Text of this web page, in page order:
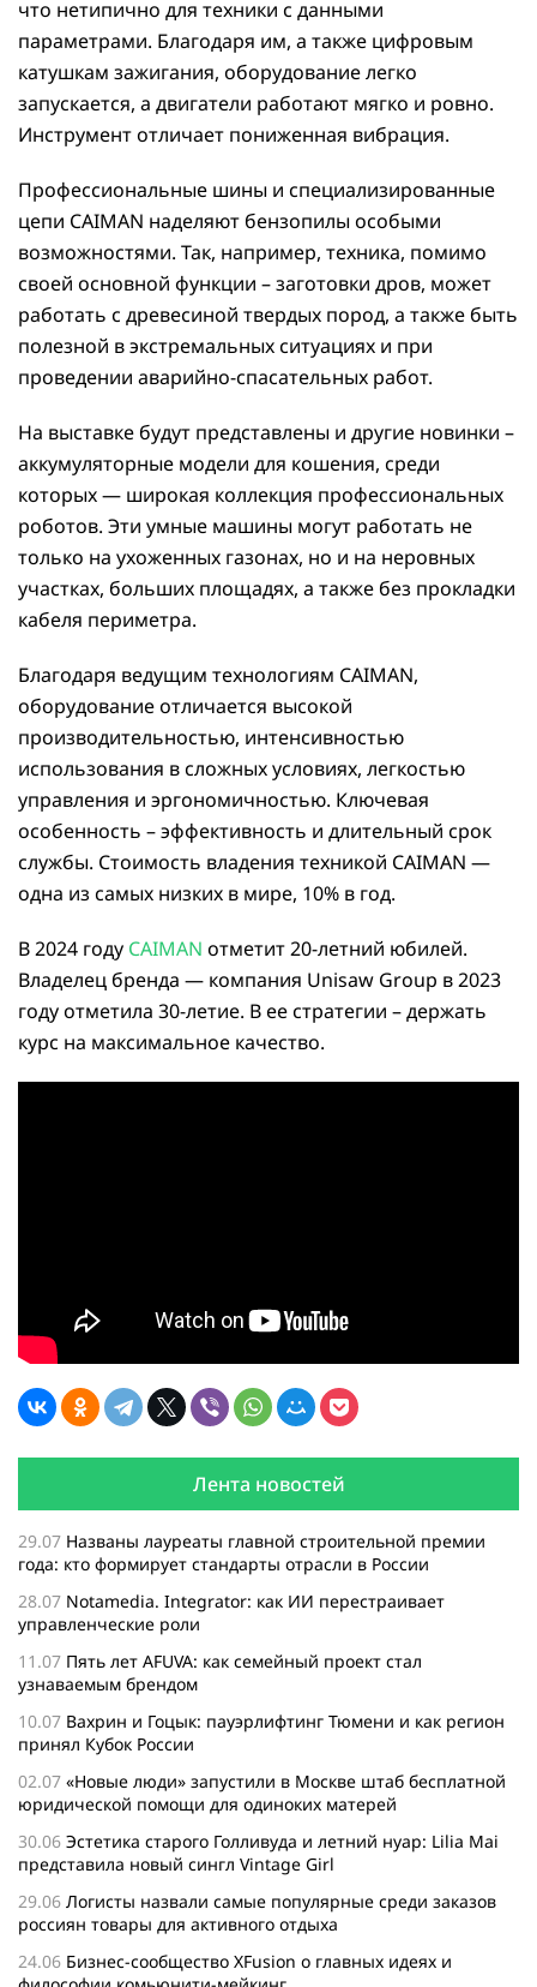
что нетипично для техники с данными
параметрами. Благодаря им, а также цифровым
катушкам зажигания, оборудование легко
запускается, а двигатели работают мягко и ровно.
Инструмент отличает пониженная вибрация.
Профессиональные шины и специализированные
цепи CAIMAN наделяют бензопилы особыми
возможностями. Так, например, техника, помимо
своей основной функции – заготовки дров, может
работать с древесиной твердых пород, а также быть
полезной в экстремальных ситуациях и при
проведении аварийно-спасательных работ.
На выставке будут представлены и другие новинки –
аккумуляторные модели для кошения, среди
которых — широкая коллекция профессиональных
роботов. Эти умные машины могут работать не
только на ухоженных газонах, но и на неровных
участках, больших площадях, а также без прокладки
кабеля периметра.
Благодаря ведущим технологиям CAIMAN,
оборудование отличается высокой
производительностью, интенсивностью
использования в сложных условиях, легкостью
управления и эргономичностью. Ключевая
особенность – эффективность и длительный срок
службы. Стоимость владения техникой CAIMAN —
одна из самых низких в мире, 10% в год.
В 2024 году CAIMAN отметит 20-летний юбилей.
Владелец бренда — компания Unisaw Group в 2023
году отметила 30-летие. В ее стратегии – держать
курс на максимальное качество.
Лента новостей
29.07 Названы лауреаты главной строительной премии
года: кто формирует стандарты отрасли в России
28.07 Notamedia. Integrator: как ИИ перестраивает
управленческие роли
11.07 Пять лет AFUVA: как семейный проект стал
узнаваемым брендом
10.07 Вахрин и Гоцык: пауэрлифтинг Тюмени и как регион
принял Кубок России
02.07 «Новые люди» запустили в Москве штаб бесплатной
юридической помощи для одиноких матерей
30.06 Эстетика старого Голливуда и летний нуар: Lilia Mai
представила новый сингл Vintage Girl
29.06 Логисты назвали самые популярные среди заказов
россиян товары для активного отдыха
24.06 Бизнес-сообщество XFusion о главных идеях и